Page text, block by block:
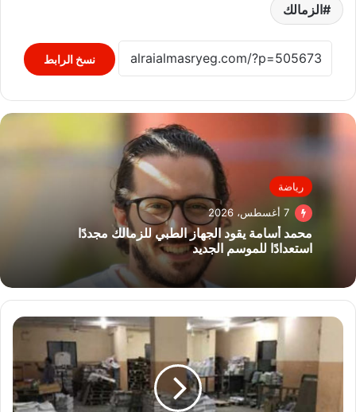
الزمالك
نسخ الرابط
رياضة
7 أغسطس، 2026
محمد أسامة يقود الجهاز الطبي للزمالك مجددًا
استعدادًا للموسم الجديد
ضبط
مطبعة
وبحوزته